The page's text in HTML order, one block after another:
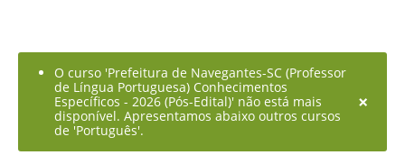
O curso 'Prefeitura de Navegantes-SC (Professor
de Língua Portuguesa) Conhecimentos
Específicos - 2026 (Pós-Edital)' não está mais
disponível. Apresentamos abaixo outros cursos
de 'Português'.
×